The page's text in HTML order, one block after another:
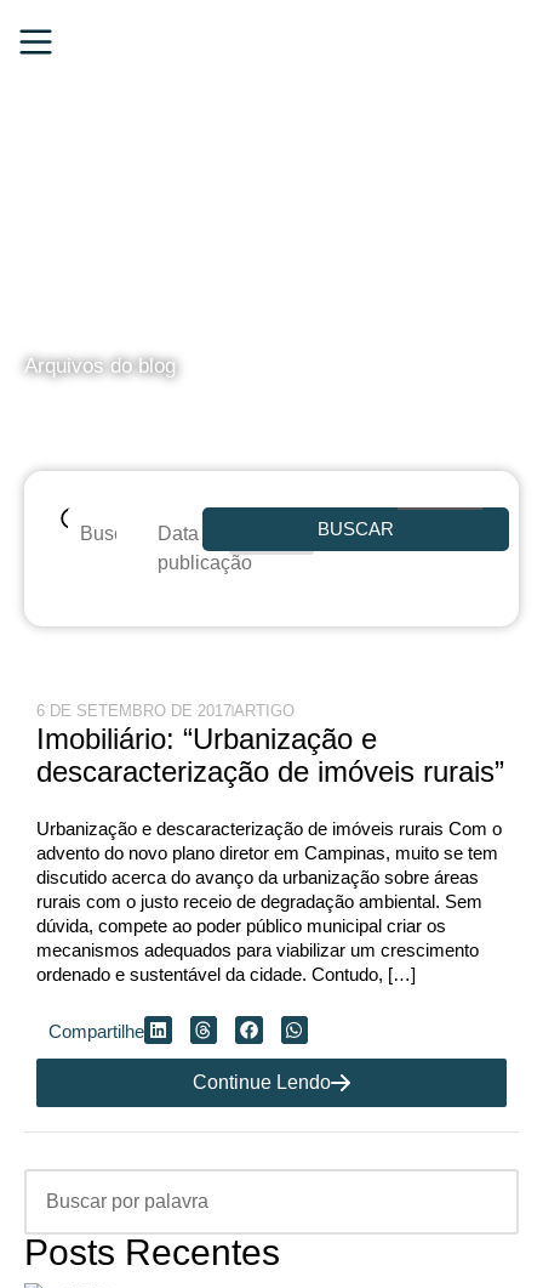
Arquivos do blog
Data de
publicação
BUSCAR
6 DE SETEMBRO DE 2017ARTIGO
Imobiliário: “Urbanização e
descaracterização de imóveis rurais”
Urbanização e descaracterização de imóveis rurais Com o
advento do novo plano diretor em Campinas, muito se tem
discutido acerca do avanço da urbanização sobre áreas
rurais com o justo receio de degradação ambiental. Sem
dúvida, compete ao poder público municipal criar os
mecanismos adequados para viabilizar um crescimento
ordenado e sustentável da cidade. Contudo, […]
Compartilhe
Continue Lendo
Posts Recentes